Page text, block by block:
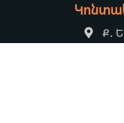
Ք․